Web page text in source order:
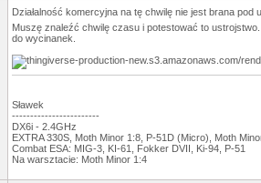
Działalność komercyjna na tę chwilę nie jest brana
Muszę znaleźć chwilę czasu i potestować to
do wycinanek.
Sławek
------------------------
DX6i - 2.4GHz
EXTRA 330S, Moth Minor 1:8, P-51D (Micro), Moth
Combat ESA: MIG-3, KI-61, Fokker DVII, Ki-94, P-51
Na warsztacie: Moth Minor 1:4